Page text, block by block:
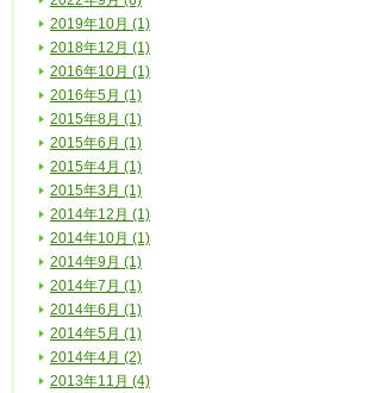
2019年10月 (1)
2018年12月 (1)
2016年10月 (1)
2016年5月 (1)
2015年8月 (1)
2015年6月 (1)
2015年4月 (1)
2015年3月 (1)
2014年12月 (1)
2014年10月 (1)
2014年9月 (1)
2014年7月 (1)
2014年6月 (1)
2014年5月 (1)
2014年4月 (2)
2013年11月 (4)